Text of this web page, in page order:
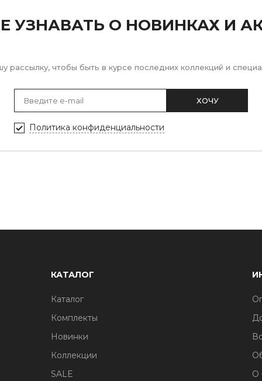
УЗНАВАТЬ О НОВИНКАХ И
рассылку, чтобы быть в курсе последних коллекций и
ХОЧУ
Политика конфиденциальности
КАТАЛОГ
Каталог
Комплекты
Новинки
Коллекции
SALE
О